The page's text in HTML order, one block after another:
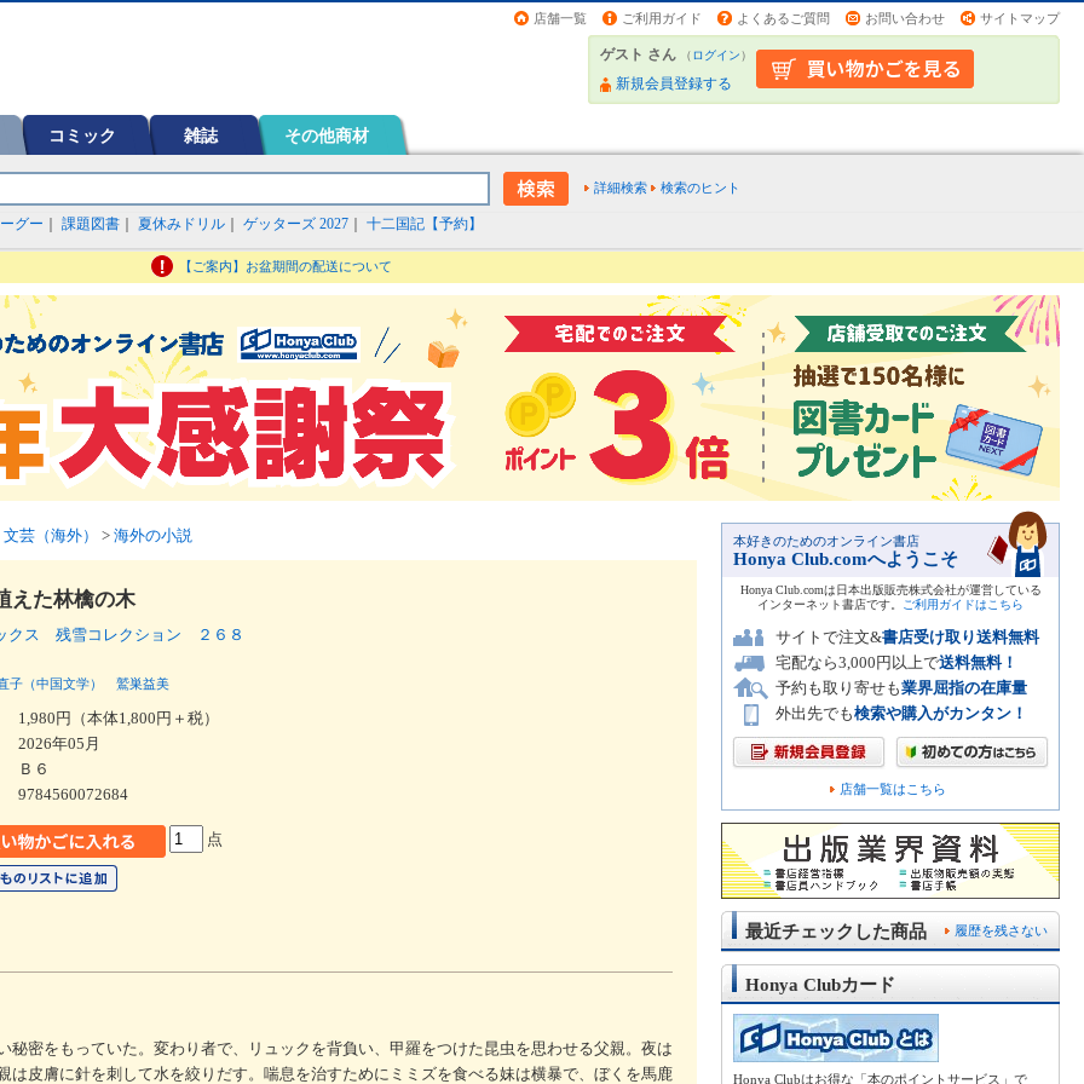
店舗一覧 ご利用ガイド よくあるご質問 お問い合わせ サイトマップ
ゲスト さん （ログイン）
新規会員登録する
コミック 雑誌 その他商材
詳細検索 検索のヒント
グー 課題図書 夏休みドリル ゲッターズ 2027 十二国記【予約】
【ご案内】お盆期間の配送について
文芸（海外） > 海外の小説
えた林檎の木
クス 残雪コレクション ２６８
子（中国文学） 鷲巣益美
1,980円（本体1,800円＋税）
2026年05月
Ｂ６
9784560072684
点
秘密をもっていた。変わり者で、リュックを背負い、甲羅をつけた昆虫を思わせる父親。夜は
は皮膚に針を刺して水を絞りだす。喘息を治すためにミミズを食べる妹は横暴で、ぼくを馬鹿
本好きのためのオンライン書店
Honya Club.comへようこそ
Honya Club.comは日本出版販売株式会社が運営している
インターネット書店です。
ご利用ガイドはこちら
サイトで注文&書店受け取り送料無料
宅配なら3,000円以上で送料無料！
予約も取り寄せも業界屈指の在庫量
外出先でも検索や購入がカンタン！
店舗一覧はこちら
履歴を残さない
最近チェックした商品
Honya Clubカード
Honya Clubはお得な「本のポイントサービス」で